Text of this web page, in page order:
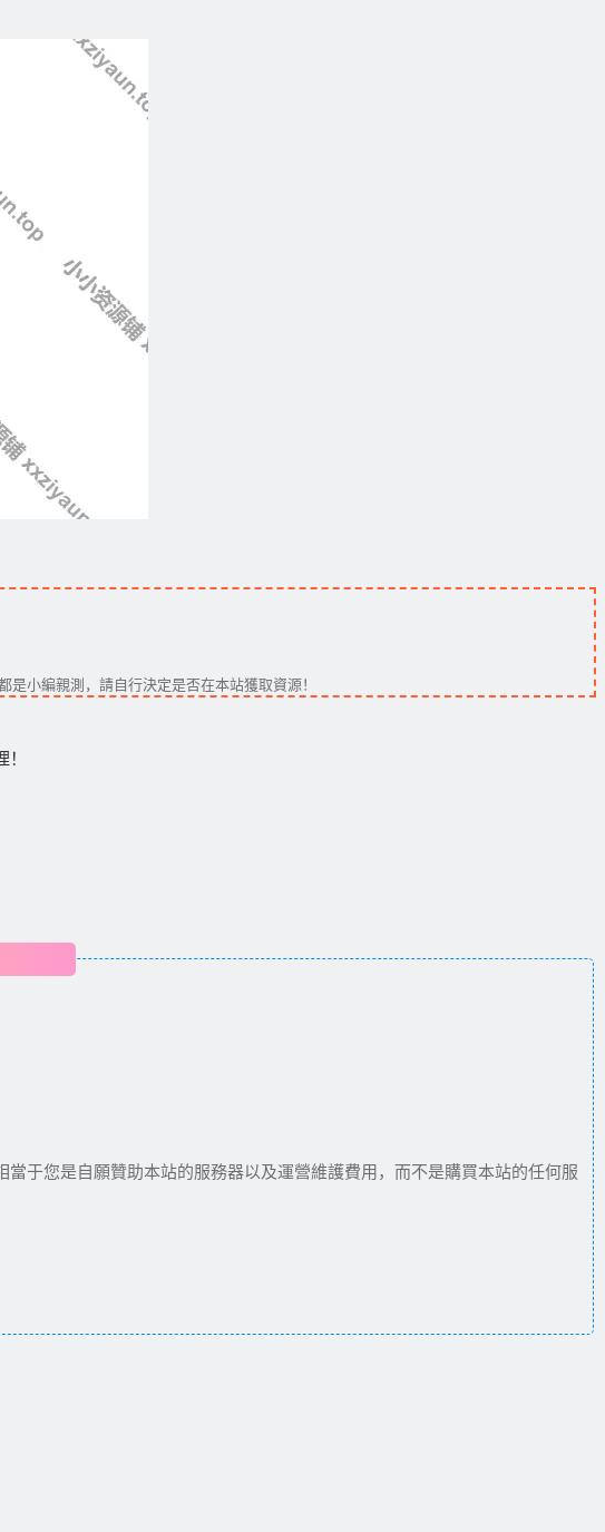
是小編親測，請自行決定是否在本站獲取資源！
于您是自願贊助本站的服務器以及運營維護費用，而不是購買本站的任何服